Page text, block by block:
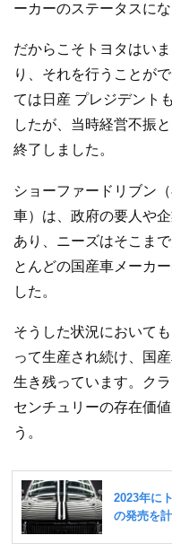
ーカーのステータスにな
だからこそトヨタはい
り、それを行うことが
ては日産 プレジデント
したが、当時経営不振
終了しました。
ショーファードリブン
車）は、政府の要人や
あり、ニーズはそこま
とんどの国産車メーカ
した。
そうした状況において
って生産され続け、国
生き残っています。ク
センチュリーの存在価
う。